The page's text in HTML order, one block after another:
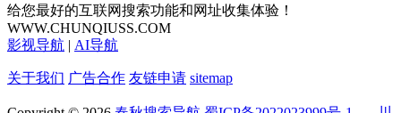
给您最好的互联网搜索功能和网址收集体验！
WWW.CHUNQIUSS.COM
影视导航 | AI导航
关于我们 广告合作 友链申请 sitemap